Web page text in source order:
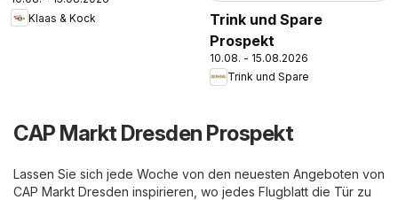
Klaas & Kock
Trink und Spare
Prospekt
10.08. - 15.08.2026
Trink und Spare
CAP Markt Dresden Prospekt
Lassen Sie sich jede Woche von den neuesten Angeboten von
CAP Markt Dresden inspirieren, wo jedes Flugblatt die Tür zu